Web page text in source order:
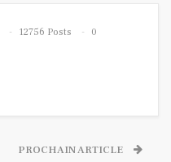
12756 Posts
0
PROCHAIN ARTICLE